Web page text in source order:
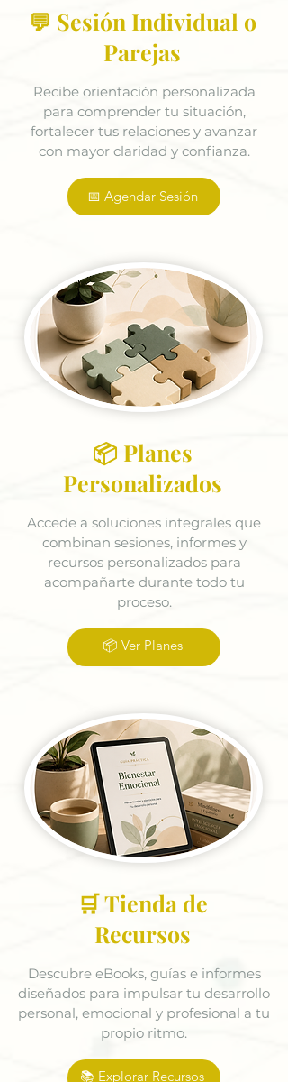
💬 Sesión Individual o
Parejas
Recibe orientación personalizada
para comprender tu situación,
fortalecer tus relaciones y avanzar
con mayor claridad y confianza.
📅 Agendar Sesión
📦 Planes
Personalizados
Accede a soluciones integrales que
combinan sesiones, informes y
recursos personalizados para
acompañarte durante todo tu
proceso.
📦 Ver Planes
🛒 Tienda de
Recursos
Descubre eBooks, guías e informes
diseñados para impulsar tu desarrollo
personal, emocional y profesional a tu
propio ritmo.
📚 Explorar Recursos